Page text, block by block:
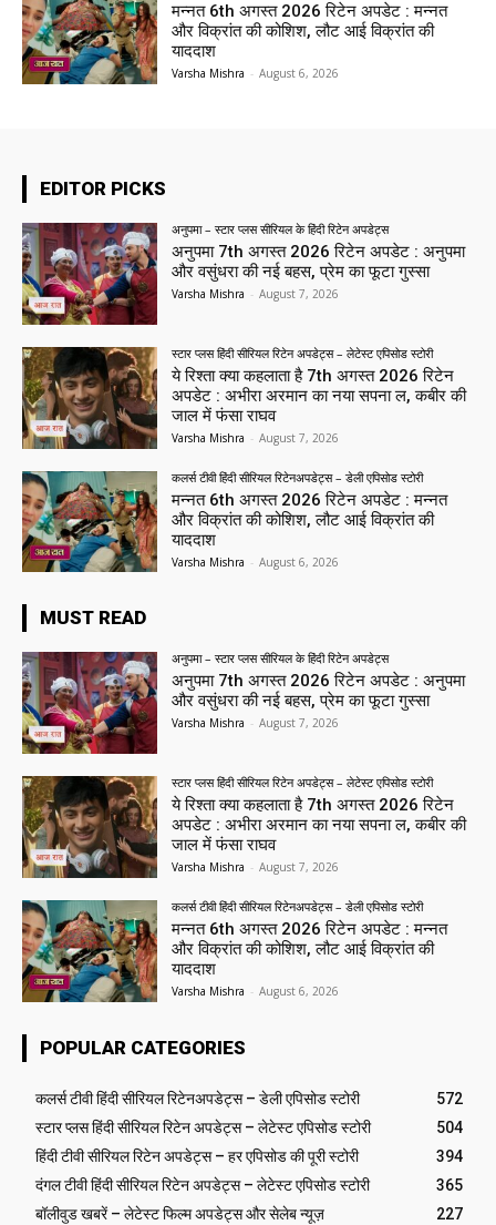
मन्नत 6th अगस्त 2026 रिटेन अपडेट : मन्नत
और विक्रांत की कोशिश, लौट आई विक्रांत की
याददाश
Varsha Mishra - August 6, 2026
EDITOR PICKS
अनुपमा – स्टार प्लस सीरियल के हिंदी रिटेन अपडेट्स
अनुपमा 7th अगस्त 2026 रिटेन अपडेट : अनुपमा
और वसुंधरा की नई बहस, प्रेम का फूटा गुस्सा
Varsha Mishra - August 7, 2026
स्टार प्लस हिंदी सीरियल रिटेन अपडेट्स – लेटेस्ट एपिसोड स्टोरी
ये रिश्ता क्या कहलाता है 7th अगस्त 2026 रिटेन
अपडेट : अभीरा अरमान का नया सपना ल, कबीर की
जाल में फंसा राघव
Varsha Mishra - August 7, 2026
कलर्स टीवी हिंदी सीरियल रिटेनअपडेट्स – डेली एपिसोड स्टोरी
मन्नत 6th अगस्त 2026 रिटेन अपडेट : मन्नत
और विक्रांत की कोशिश, लौट आई विक्रांत की
याददाश
Varsha Mishra - August 6, 2026
MUST READ
अनुपमा – स्टार प्लस सीरियल के हिंदी रिटेन अपडेट्स
अनुपमा 7th अगस्त 2026 रिटेन अपडेट : अनुपमा
और वसुंधरा की नई बहस, प्रेम का फूटा गुस्सा
Varsha Mishra - August 7, 2026
स्टार प्लस हिंदी सीरियल रिटेन अपडेट्स – लेटेस्ट एपिसोड स्टोरी
ये रिश्ता क्या कहलाता है 7th अगस्त 2026 रिटेन
अपडेट : अभीरा अरमान का नया सपना ल, कबीर की
जाल में फंसा राघव
Varsha Mishra - August 7, 2026
कलर्स टीवी हिंदी सीरियल रिटेनअपडेट्स – डेली एपिसोड स्टोरी
मन्नत 6th अगस्त 2026 रिटेन अपडेट : मन्नत
और विक्रांत की कोशिश, लौट आई विक्रांत की
याददाश
Varsha Mishra - August 6, 2026
POPULAR CATEGORIES
कलर्स टीवी हिंदी सीरियल रिटेनअपडेट्स – डेली एपिसोड स्टोरी
572
स्टार प्लस हिंदी सीरियल रिटेन अपडेट्स – लेटेस्ट एपिसोड स्टोरी
504
हिंदी टीवी सीरियल रिटेन अपडेट्स – हर एपिसोड की पूरी स्टोरी
394
दंगल टीवी हिंदी सीरियल रिटेन अपडेट्स – लेटेस्ट एपिसोड स्टोरी
365
बॉलीवुड खबरें – लेटेस्ट फिल्म अपडेट्स और सेलेब न्यूज़
227